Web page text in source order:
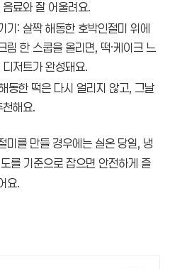
료와 잘 어울려요.
기: 살짝 해동한 호박인절미 위에
림 한 스쿱을 올리면, 떡·케이크 느
저트가 완성돼요.
동한 떡은 다시 얼리지 않고, 그날
해요.
미를 만들 경우에는 실온 당일, 냉
를 기준으로 잡으면 안전하게 즐
요.